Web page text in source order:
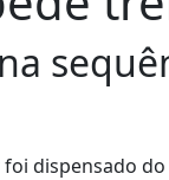
dispensado